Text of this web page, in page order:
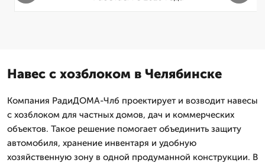
Навес с хозблоком в Челябинске
Компания РадиДОМА-Члб проектирует и возводит навесы
с хозблоком для частных домов, дач и коммерческих
объектов. Такое решение помогает объединить защиту
автомобиля, хранение инвентаря и удобную
хозяйственную зону в одной продуманной конструкции. В